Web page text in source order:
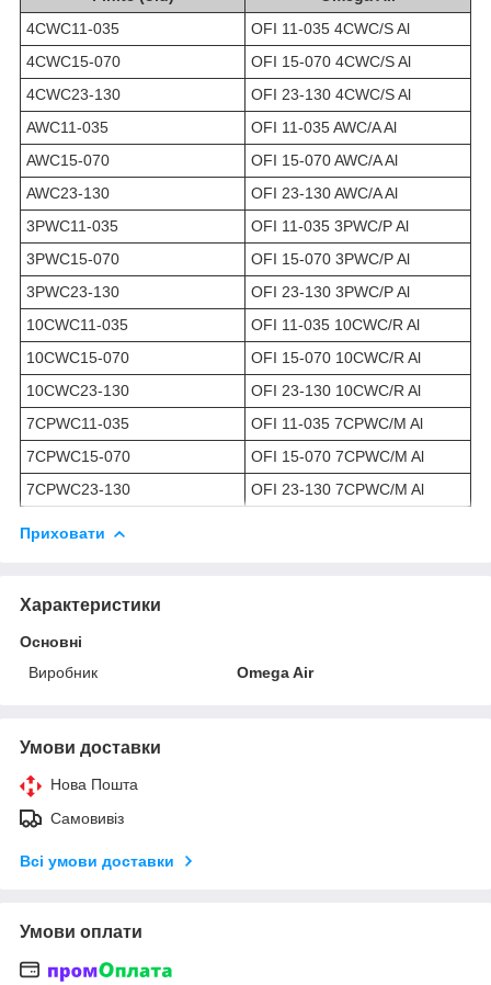
4CWC11-035
OFI 11-035 4CWC/S Al
4CWC15-070
OFI 15-070 4CWC/S Al
4CWC23-130
OFI 23-130 4CWC/S Al
AWC11-035
OFI 11-035 AWC/A Al
AWC15-070
OFI 15-070 AWC/A Al
AWC23-130
OFI 23-130 AWC/A Al
3PWC11-035
OFI 11-035 3PWC/P Al
3PWC15-070
OFI 15-070 3PWC/P Al
3PWC23-130
OFI 23-130 3PWC/P Al
10CWC11-035
OFI 11-035 10CWC/R Al
10CWC15-070
OFI 15-070 10CWC/R Al
10CWC23-130
OFI 23-130 10CWC/R Al
7CPWC11-035
OFI 11-035 7CPWC/M Al
7CPWC15-070
OFI 15-070 7CPWC/M Al
7CPWC23-130
OFI 23-130 7CPWC/M Al
Приховати
Характеристики
Основні
Виробник
Omega Air
Умови доставки
Нова Пошта
Самовивіз
Всі умови доставки
Умови оплати